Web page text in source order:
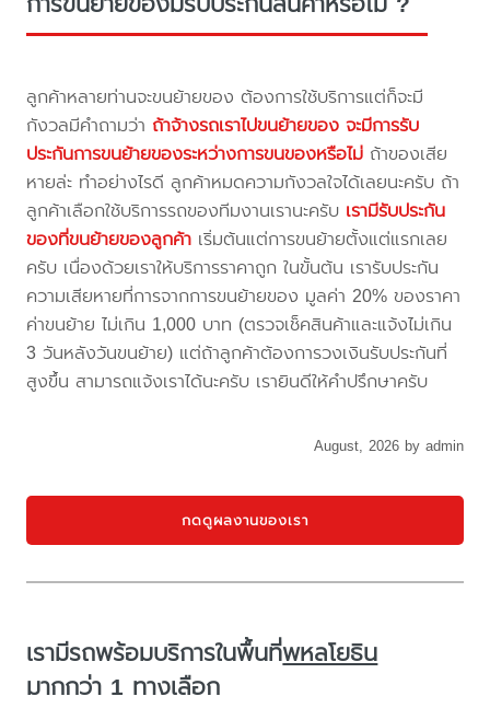
ลูกค้าหลายท่านจะขนย้ายของ ต้องการใช้บริการแต่ก็จะมี
กังวลมีคำถามว่า ถ้าจ้างรถเราไปขนย้ายของ จะมีการรับ
ประกันการขนย้ายของระหว่างการขนของหรือไม่ ถ้าของเสีย
หายล่ะ ทำอย่างไรดี ลูกค้าหมดความกังวลใจได้เลยนะครับ ถ้า
ลูกค้าเลือกใช้บริการรถของทีมงานเรานะครับ เรามีรับประกัน
ของที่ขนย้ายของลูกค้า เริ่มต้นแต่การขนย้ายตั้งแต่แรกเลย
ครับ เนื่องด้วยเราให้บริการราคาถูก ในขั้นต้น เรารับประกัน
ความเสียหายที่การจากการขนย้ายของ มูลค่า 20% ของราคา
ค่าขนย้าย ไม่เกิน 1,000 บาท (ตรวจเช็คสินค้าและแจ้งไม่เกิน
3 วันหลังวันขนย้าย) แต่ถ้าลูกค้าต้องการวงเงินรับประกันที่
สูงขึ้น สามารถแจ้งเราได้นะครับ เรายินดีให้คำปรึกษาครับ
August, 2026 by admin
กดดูผลงานของเรา
เรามีรถพร้อมบริการในพื้นที่พหลโยธิน
มากกว่า 1 ทางเลือก